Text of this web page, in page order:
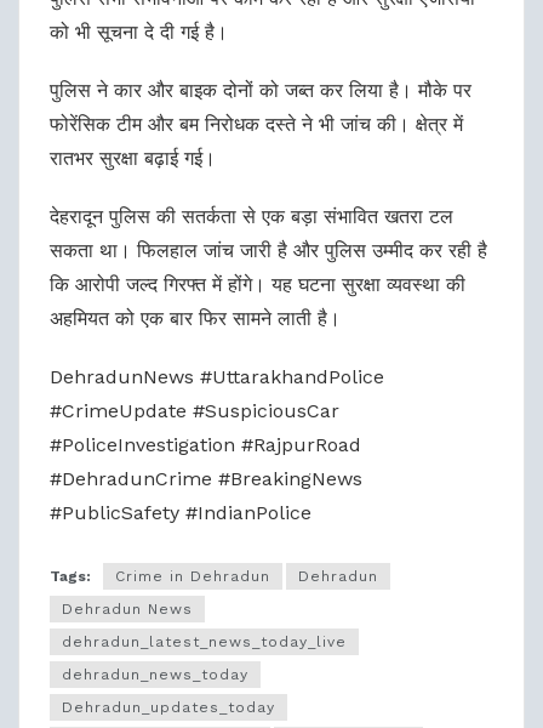
को भी सूचना दे दी गई है।
पुलिस ने कार और बाइक दोनों को जब्त कर लिया है। मौके पर
फोरेंसिक टीम और बम निरोधक दस्ते ने भी जांच की। क्षेत्र में
रातभर सुरक्षा बढ़ाई गई।
देहरादून पुलिस की सतर्कता से एक बड़ा संभावित खतरा टल
सकता था। फिलहाल जांच जारी है और पुलिस उम्मीद कर रही है
कि आरोपी जल्द गिरफ्त में होंगे। यह घटना सुरक्षा व्यवस्था की
अहमियत को एक बार फिर सामने लाती है।
DehradunNews #UttarakhandPolice
#CrimeUpdate #SuspiciousCar
#PoliceInvestigation #RajpurRoad
#DehradunCrime #BreakingNews
#PublicSafety #IndianPolice
Tags: Crime in Dehradun
Dehradun
Dehradun News
dehradun_latest_news_today_live
dehradun_news_today
Dehradun_updates_today